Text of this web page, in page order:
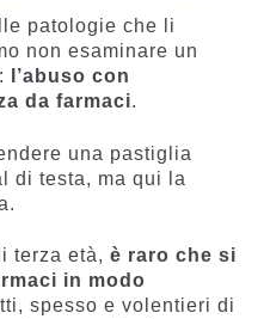
patologie che li
non esaminare un
l’abuso con
da farmaci.
una pastiglia
di testa, ma qui la
terza età, è raro che si
in modo
spesso e volentieri di